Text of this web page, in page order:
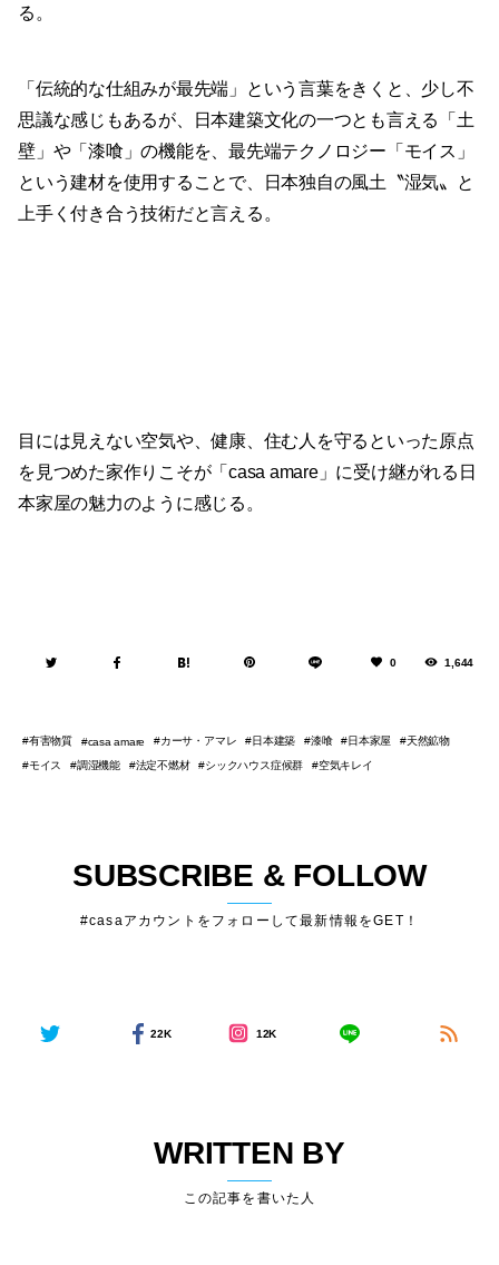
る。
「伝統的な仕組みが最先端」という言葉をきくと、少し不
思議な感じもあるが、日本建築文化の一つとも言える「土
壁」や「漆喰」の機能を、最先端テクノロジー「モイス」
という建材を使用することで、日本独自の風土〝湿気〟と
上手く付き合う技術だと言える。
目には見えない空気や、健康、住む人を守るといった原点
を見つめた家作りこそが「casa amare」に受け継がれる日
本家屋の魅力のように感じる。
0 1,644
有害物質 casa amare カーサ・アマレ 日本建築 漆喰 日本家屋
天然鉱物
モイス
調湿機能 法定不燃材 シックハウス症候群 空気キレイ
SUBSCRIBE & FOLLOW
#casaアカウントをフォローして最新情報をGET！
22K 12K
WRITTEN BY
この記事を書いた人